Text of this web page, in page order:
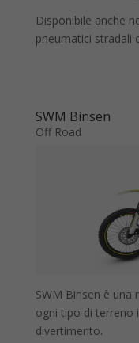
Disponibile anche
pneumatici stradali
SWM Binsen
Off Road
SWM Binsen è
ogni tipo di terreno
divertimento.